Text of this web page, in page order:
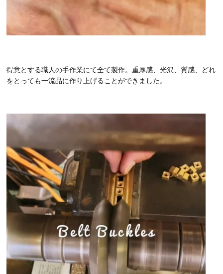
得意とする職人の手作業にて全て製作。重厚感、光沢、質感、どれ
をとっても一流品に作り上げることができました。